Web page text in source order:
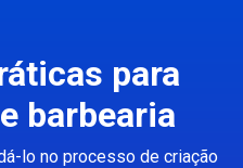
para
barbearia
lo no processo de criação